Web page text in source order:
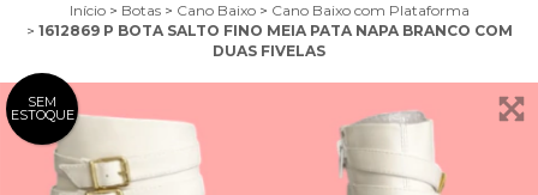
Início > Botas > Cano Baixo > Cano Baixo com Plataforma
> 1612869 P BOTA SALTO FINO MEIA PATA NAPA BRANCO COM
DUAS FIVELAS
SEM
ESTOQUE